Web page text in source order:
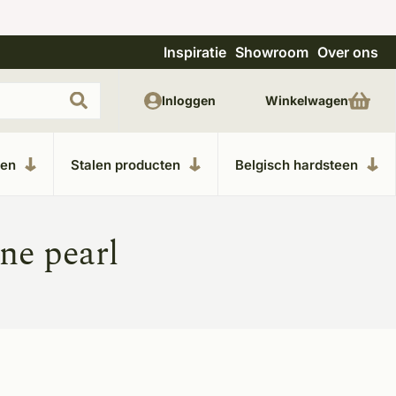
Unieke materialen in kempische bouwstijl
Inspiratie Showroom Over ons
Stalen producten Belgisch hardsteen
Inloggen Winkelwagen
pearl